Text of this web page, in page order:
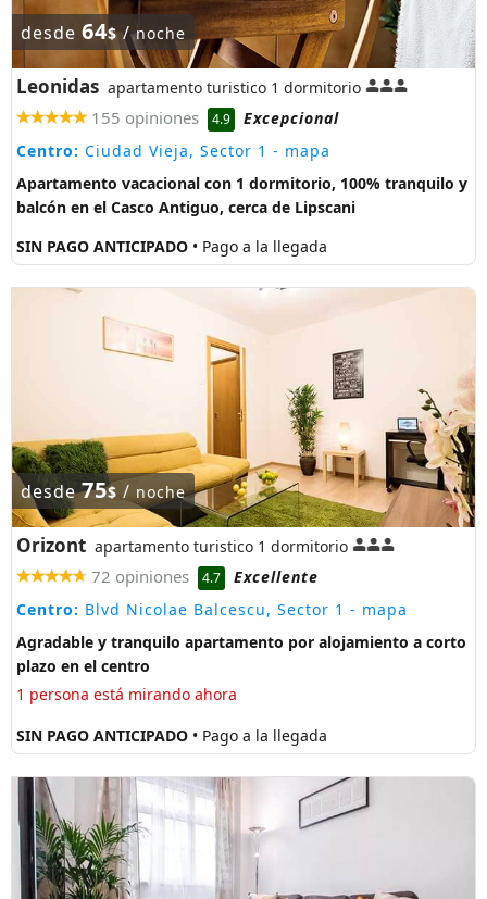
desde 64$/noche
Leonidas apartamento turistico 1 dormitorio
155 opiniones 4.9
Excepcional
Centro: Ciudad Vieja, Sector 1 - mapa
Apartamento vacacional con 1 dormitorio, 100% tranquilo y
balcón en el Casco Antiguo, cerca de Lipscani
SIN PAGO ANTICIPADO • Pago a la llegada
desde75$ / noche
Orizont apartamento turistico 1 dormitorio
72 opiniones 4.7
Excellente
Centro: Blvd Nicolae Balcescu, Sector 1 - mapa
Agradable y tranquilo apartamento por alojamiento a corto
plazo en el centro
1 persona está mirando ahora
SIN PAGO ANTICIPADO • Pago a la llegada